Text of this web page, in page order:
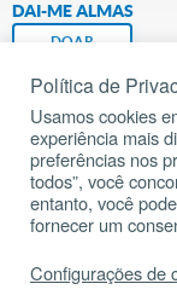
DAI-ME ALMAS
DOAR
Política de
Usamos cookies
experiência mais
preferências nos
todos”, você
entanto, você
fornecer um
Configurações de